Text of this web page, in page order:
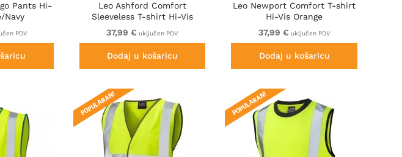
Pants Hi-
Navy
PDV
Leo Ashford Comfort
Sleeveless T-shirt Hi-Vis
Orange
37,99 € uključen PDV
Dodaj u košaricu
Leo Newport Comfort T-shirt
Hi-Vis Orange
37,99 € uključen PDV
Dodaj u košaricu
POPULARAN! POPULARAN!